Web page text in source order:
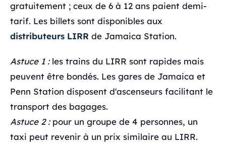
gratuitement ; ceux de 6 à 12 ans paient demi-
tarif. Les billets sont disponibles aux
distributeurs LIRR de Jamaica Station.
Astuce 1 :les trains du LIRR sont rapides mais
peuvent être bondés. Les gares de Jamaica et
Penn Station disposent d'ascenseurs facilitant le
transport des bagages.
Astuce 2 :pour un groupe de 4 personnes, un
taxi peut revenir à un prix similaire au LIRR.